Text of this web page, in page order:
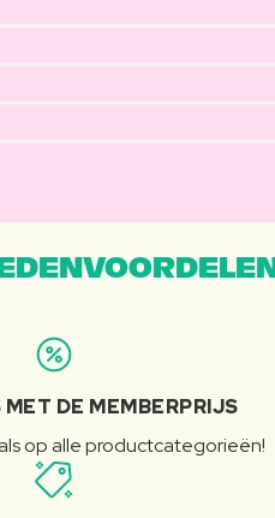
DE MEMBERPRIJS
op alle productcategorieën!